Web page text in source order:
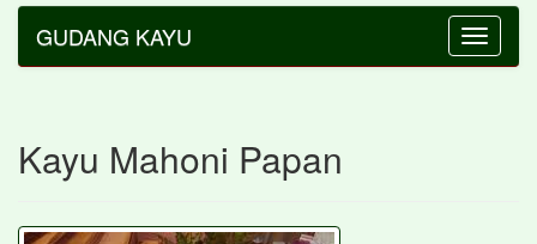
Toggle
GUDANG KAYU
Kayu Mahoni Papan